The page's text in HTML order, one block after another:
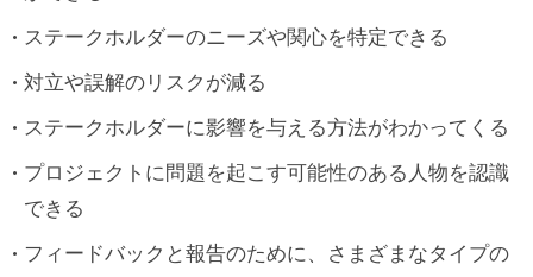
ステークホルダーのニーズや関心を特定できる
対立や誤解のリスクが減る
ステークホルダーに影響を与える方法がわかってくる
プロジェクトに問題を起こす可能性のある人物を認識
できる
フィードバックと報告のために、さまざまなタイプの